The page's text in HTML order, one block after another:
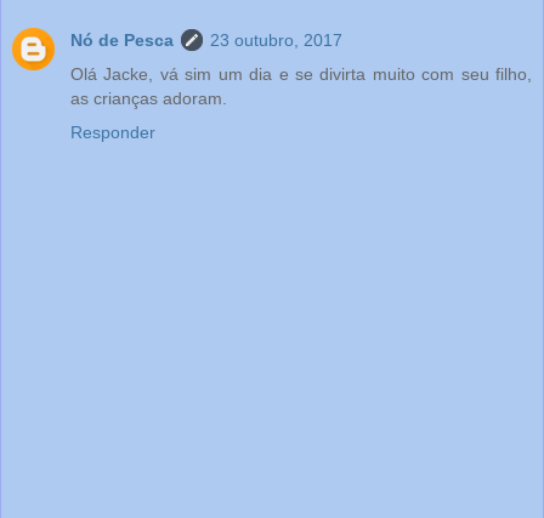
Nó de Pesca
23 outubro, 2017
Olá Jacke, vá sim um dia e se divirta muito com seu filho,
as crianças adoram.
Responder